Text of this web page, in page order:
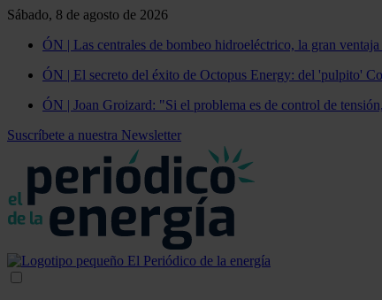
Sábado, 8 de agosto de 2026
ÓN | Las centrales de bombeo hidroeléctrico, la gran
ÓN | El secreto del éxito de Octopus Energy: del 'pulpito'
ÓN | Joan Groizard: "Si el problema es de control de
Suscríbete a nuestra Newsletter